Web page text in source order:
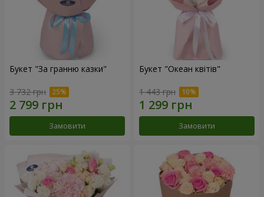
Букет "За гранню казки"
3 732 грн
Замовити
Букет "Океан квітів"
1 443 грн
Замовити